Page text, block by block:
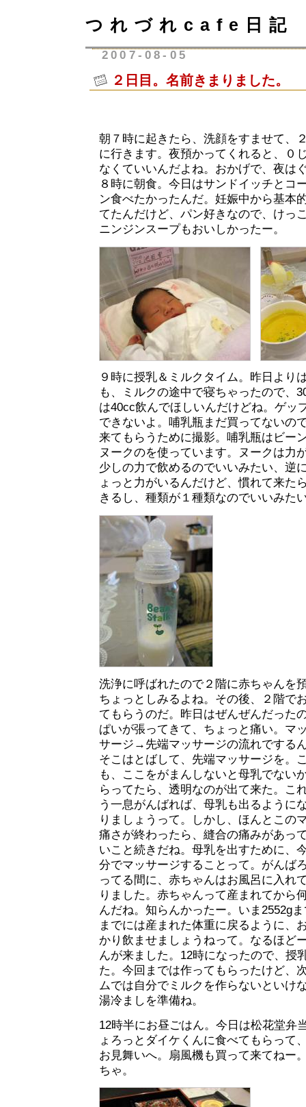
つれづれcafe日記
2007-08-05
２日目。名前きまりました。
朝７時に起きたら、洗顔をすませて、
に行きます。夜預かってくれると、０
なくていいんだよね。おかげで、夜は
８時に朝食。今日はサンドイッチとコ
ン食べたかったんだ。妊娠中から基本
てたんだけど、パン好きなので、けっ
ニンジンスープもおいしかったー。
９時に授乳＆ミルクタイム。昨日より
も、ミルクの途中で寝ちゃったので、
は40cc飲んでほしいんだけどね。ゲッ
できないよ。哺乳瓶まだ買ってないの
来てもらうために撮影。哺乳瓶はビー
ヌークのを使っています。ヌークは力
少しの力で飲めるのでいいみたい、逆
ょっと力がいるんだけど、慣れて来た
きるし、種類が１種類なのでいいみた
洗浄に呼ばれたので２階に赤ちゃんを
ちょっとしみるよね。その後、２階で
てもらうのだ。昨日はぜんぜんだった
ぱいが張ってきて、ちょっと痛い。マ
サージ→先端マッサージの流れでする
そこはとばして、先端マッサージを。
も、ここをがまんしないと母乳でない
らってたら、透明なのが出て来た。こ
う一息がんばれば、母乳も出るように
りましょうって。しかし、ほんとこの
痛さが終わったら、縫合の痛みがあっ
いこと続きだね。母乳を出すために、
分でマッサージすることって。がんば
ってる間に、赤ちゃんはお風呂に入れ
りました。赤ちゃんって産まれてから
んだね。知らんかったー。いま2552g
までには産まれた体重に戻るように、
かり飲ませましょうねって。なるほど
んが来ました。12時になったので、授
た。今回までは作ってもらったけど、
ムでは自分でミルクを作らないといけ
湯冷ましを準備ね。
12時半にお昼ごはん。今日は松花堂弁
ょろっとダイケくんに食べてもらって
お見舞いへ。扇風機も買って来てねー
ちゃ。